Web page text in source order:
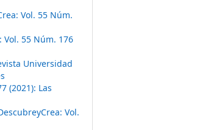
Vol. 55 Núm.
Vol. 55 Núm. 176
Universidad
(2021): Las
Vol.